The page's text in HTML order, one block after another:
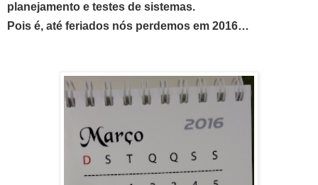
planejamento e testes de sistemas.
Pois é, até feriados nós perdemos em 2016…